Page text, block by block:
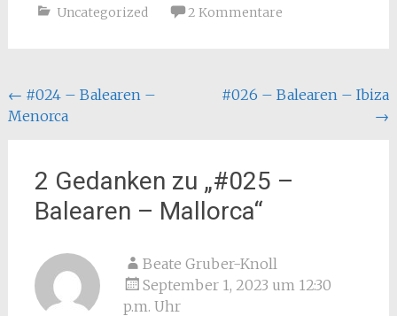
Uncategorized 2 Kommentare
Beitragsnavigation
← #024 – Balearen –
Menorca
#026 – Balearen – Ibiza
→
2 Gedanken zu „#025 –
Balearen – Mallorca“
Beate Gruber-Knoll
September 1, 2023 um 12:30
p.m. Uhr